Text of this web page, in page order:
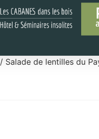
/ Salade de lentilles du